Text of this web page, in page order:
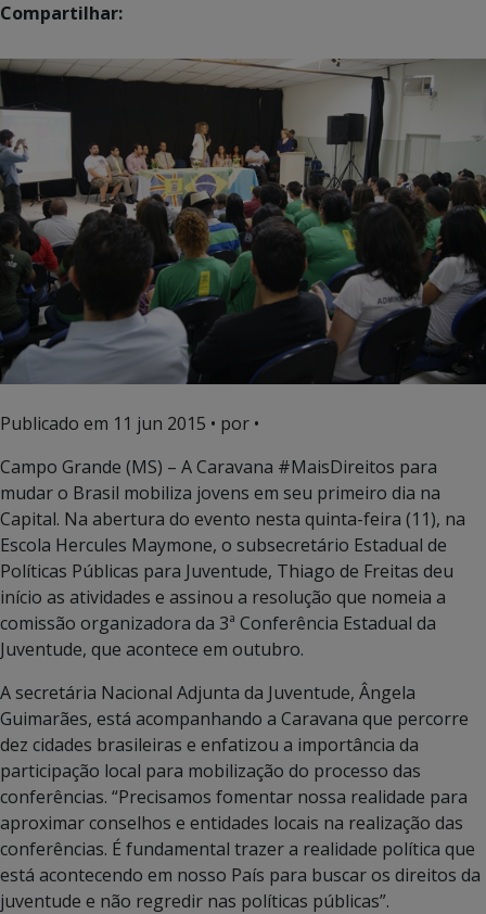
Compartilhar:
Publicado em 11 jun 2015 • por •
Campo Grande (MS) – A Caravana #MaisDireitos para
mudar o Brasil mobiliza jovens em seu primeiro dia na
Capital. Na abertura do evento nesta quinta-feira (11), na
Escola Hercules Maymone, o subsecretário Estadual de
Políticas Públicas para Juventude, Thiago de Freitas deu
início as atividades e assinou a resolução que nomeia a
comissão organizadora da 3ª Conferência Estadual da
Juventude, que acontece em outubro.
A secretária Nacional Adjunta da Juventude, Ângela
Guimarães, está acompanhando a Caravana que percorre
dez cidades brasileiras e enfatizou a importância da
participação local para mobilização do processo das
conferências. “Precisamos fomentar nossa realidade para
aproximar conselhos e entidades locais na realização das
conferências. É fundamental trazer a realidade política que
está acontecendo em nosso País para buscar os direitos da
juventude e não regredir nas políticas públicas”.